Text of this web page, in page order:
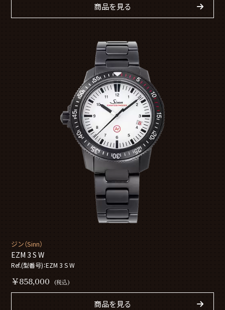
商品を見る
ジン（Sinn）
EZM 3 S W
Ref.(型番号)：EZM 3 S W
￥858,000 (税込)
商品を見る